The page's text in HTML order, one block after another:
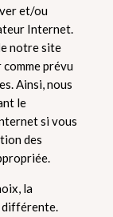
et/ou
Internet.
notre site
prévu
Ainsi, nous
le
si vous
des
la
différente.